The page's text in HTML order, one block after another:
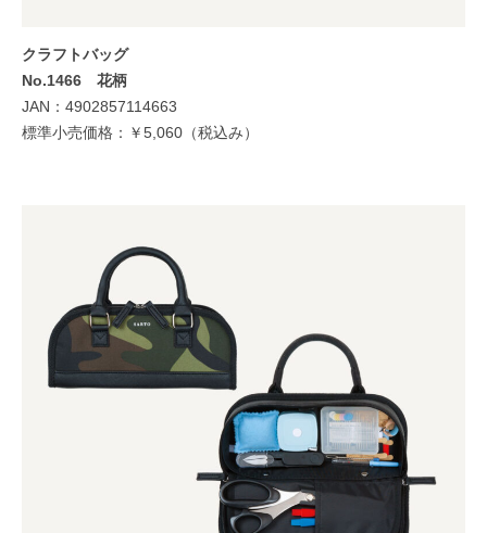
クラフトバッグ
No.1466 花柄
JAN：4902857114663
標準小売価格：￥5,060（税込み）